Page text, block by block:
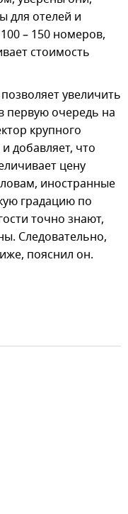
для отелей и
– 150 номеров,
стоимость
увеличить
первую очередь на
крупного
добавляет, что
цену
иностранные
градацию по
точно знают,
Следовательно,
пояснил он.